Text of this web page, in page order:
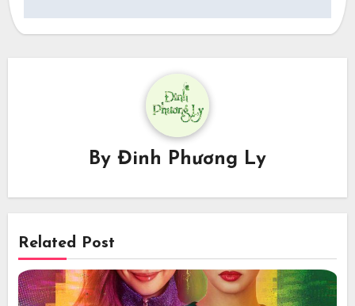
By Đinh Phương Ly
Related Post